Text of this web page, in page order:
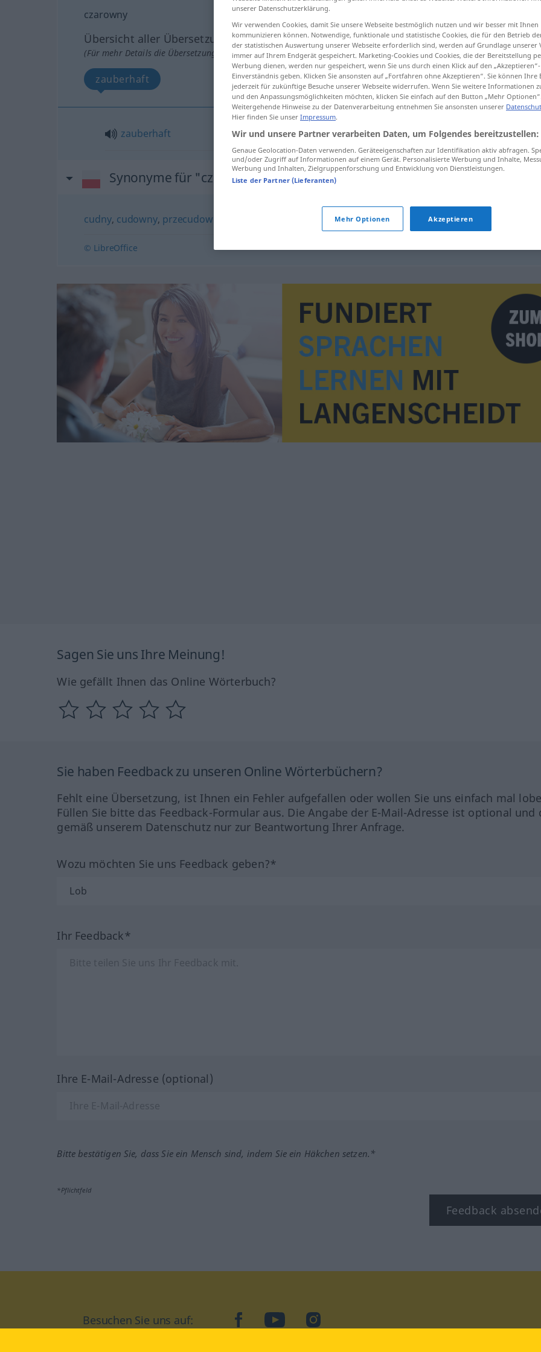
czarowny
Übersicht aller Übersetzungen
(Für mehr Details die Übersetzung anklicken/antippen)
zauberhaft
zauberhaft czarowny
Synonyme für "czarowny"
cudny, cudowny, przecudowny ,uroczy
© LibreOffice
Sagen Sie uns Ihre Meinung!
Wie gefällt Ihnen das Online Wörterbuch?
Sie haben Feedback zu unseren Online Wörterbüchern?
Fehlt eine Übersetzung, ist Ihnen ein Fehler aufgefallen oder wollen Sie uns einfach mal
Füllen Sie bitte das Feedback-Formular aus. Die Angabe der E-Mail-Adresse ist optional und
gemäß unserem Datenschutz nur zur Beantwortung Ihrer Anfrage.
Wozu möchten Sie uns Feedback geben?*
Ihr Feedback*
Ihre E-Mail-Adresse (optional)
Bitte bestätigen Sie, dass Sie ein Mensch sind, indem Sie ein Häkchen setzen.*
*Pflichtfeld
Feedback
Besuchen Sie uns auf: facebookYouTubeInstagram
unserer Datenschutzerklärung.
Wir verwenden Cookies, damit Sie unsere Webseite bestmöglich nutzen und wir besser mit Ihnen
kommunizieren können. Notwendige, funktionale und statistische Cookies, die für den Betrieb
der statistischen Auswertung unserer Webseite erforderlich sind, werden auf Grundlage unserer
immer auf Ihrem Endgerät gespeichert. Marketing-Cookies und Cookies, die der Bereitstellung
Werbung dienen, werden nur gespeichert, wenn Sie uns durch einen Klick auf den
Einverständnis geben. Klicken Sie ansonsten auf „Fortfahren ohne Akzeptieren“. Sie können
jederzeit für zukünftige Besuche unserer Webseite widerrufen. Wenn Sie weitere Informationen
und den Anpassungsmöglichkeiten möchten, klicken Sie einfach auf den Button „Mehr
Weitergehende Hinweise zu der Datenverarbeitung entnehmen Sie ansonsten unserer
Hier finden Sie unser Impressum.
Wir und unsere Partner verarbeiten Daten, um Folgendes bereitzustellen:
Genaue Geolocation-Daten verwenden. Geräteeigenschaften zur Identifikation aktiv abfragen.
und/oder Zugriff auf Informationen auf einem Gerät. Personalisierte Werbung und Inhalte,
Werbung und Inhalten, Zielgruppenforschung und Entwicklung von Dienstleistungen.
Liste der Partner (Lieferanten)
Mehr Optionen Akzeptieren